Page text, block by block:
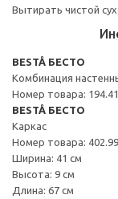
Вытирать чистой
BESTÅ БЕСТО
Комбинация
Номер товара:
BESTÅ БЕСТО
Каркас
Номер товара:
Ширина: 41 см
Высота: 9 см
Длина: 67 см